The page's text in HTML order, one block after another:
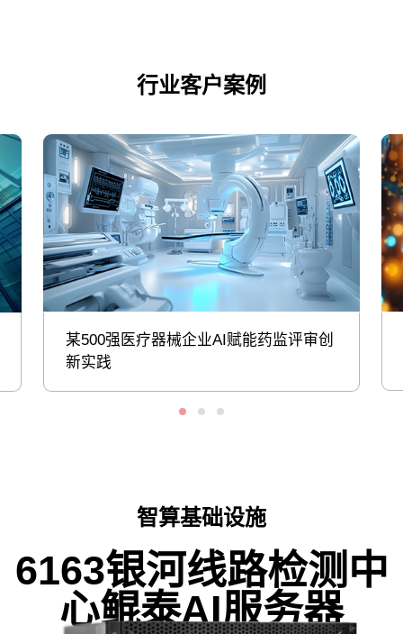
行业客户案例
某500强医疗器械企业AI赋能药监评审创
新实践
智算基础设施
6163银河线路检测中
心鲲泰AI服务器